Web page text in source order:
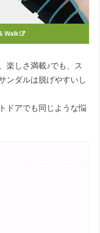
Walk
楽しさ満載♪でも、ス
ンダルは脱げやすいし
ドアでも同じような悩